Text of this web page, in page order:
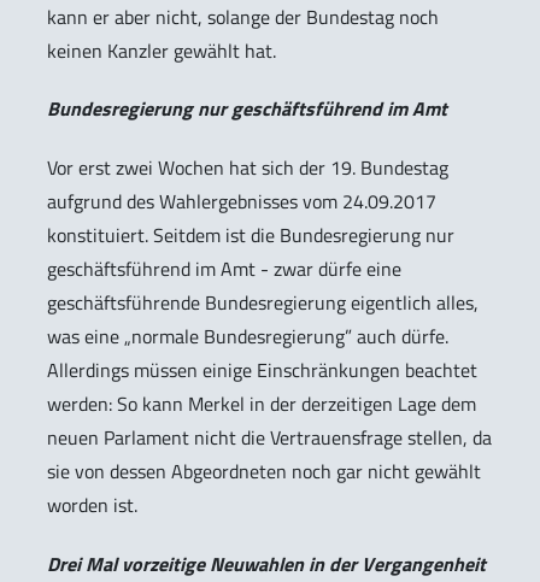
kann er aber nicht, solange der Bundestag noch
keinen Kanzler gewählt hat.
Bundesregierung nur geschäftsführend im Amt
Vor erst zwei Wochen hat sich der 19. Bundestag
aufgrund des Wahlergebnisses vom 24.09.2017
konstituiert. Seitdem ist die Bundesregierung nur
geschäftsführend im Amt - zwar dürfe eine
geschäftsführende Bundesregierung eigentlich alles,
was eine „normale Bundesregierung” auch dürfe.
Allerdings müssen einige Einschränkungen beachtet
werden: So kann Merkel in der derzeitigen Lage dem
neuen Parlament nicht die Vertrauensfrage stellen, da
sie von dessen Abgeordneten noch gar nicht gewählt
worden ist.
Drei Mal vorzeitige Neuwahlen in der Vergangenheit